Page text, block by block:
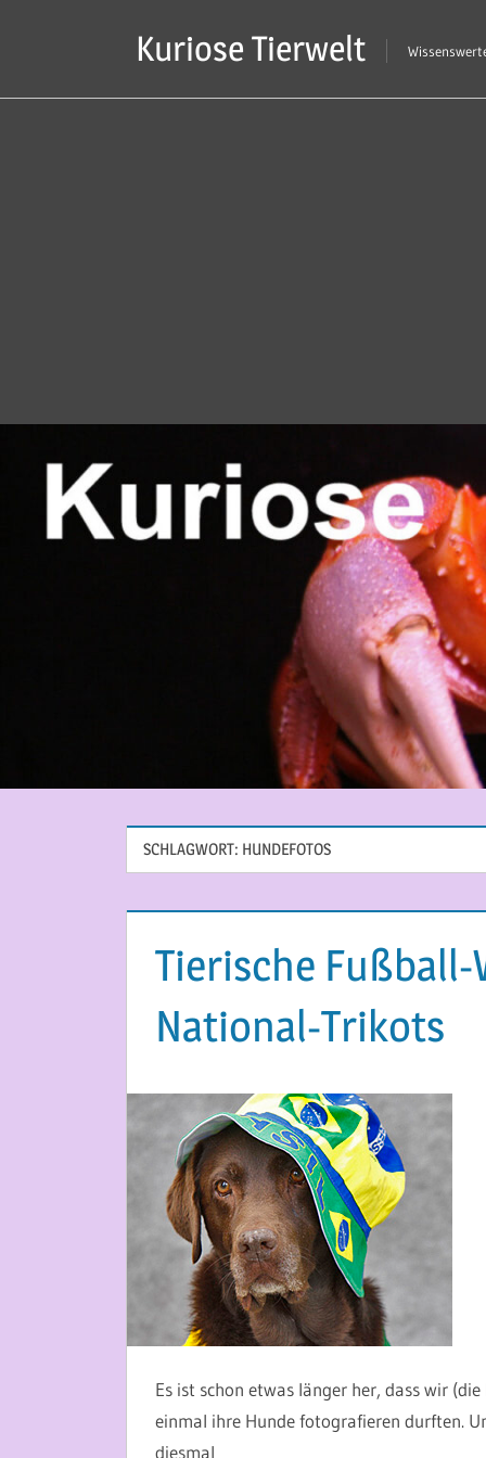
Kuriose Tierwelt
SCHLAGWORT: HUNDEFOTOS
Tierische Fußball-
National-Trikots
Es ist schon etwas länger her, dass wir
einmal ihre Hunde fotografieren durften.
diesmal